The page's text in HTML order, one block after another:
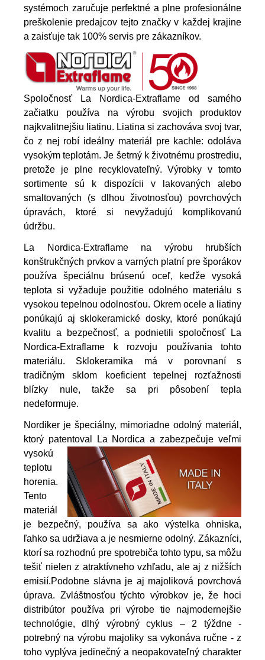
systémoch zaručuje perfektné a plne profesionálne
preškolenie predajcov tejto značky v každej krajine
a zaisťuje tak 100% servis pre zákazníkov.
Spoločnosť La Nordica-Extraflame od samého
začiatku používa na výrobu svojich produktov
najkvalitnejšiu liatinu. Liatina si zachováva svoj tvar,
čo z nej robí ideálny materiál pre kachle: odoláva
vysokým teplotám. Je šetrný k životnému prostrediu,
pretože je plne recyklovateľný. Výrobky v tomto
sortimente sú k dispozícii v lakovaných alebo
smaltovaných (s dlhou životnosťou) povrchových
úpravách, ktoré si nevyžadujú komplikovanú
údržbu.
La Nordica-Extraflame na výrobu hrubších
konštrukčných prvkov a varných platní pre šporákov
používa špeciálnu brúsenú oceľ, keďže vysoká
teplota si vyžaduje použitie odolného materiálu s
vysokou tepelnou odolnosťou. Okrem ocele a liatiny
ponúkajú aj sklokeramické dosky, ktoré ponúkajú
kvalitu a bezpečnosť, a podnietili spoločnosť La
Nordica-Extraflame k rozvoju používania tohto
materiálu. Sklokeramika má v porovnaní s
tradičným sklom koeficient tepelnej rozťažnosti
blízky nule, takže sa pri pôsobení tepla
nedeformuje.
Nordiker je špeciálny, mimoriadne odolný materiál,
ktorý patentoval La Nordica a zabezpečuje veľmi
vysokú
teplotu
horenia.
Tento
materiál
je bezpečný, používa sa ako výstelka ohniska,
ľahko sa udržiava a je nesmierne odolný. Zákazníci,
ktorí sa rozhodnú pre spotrebiča tohto typu, sa môžu
tešiť nielen z atraktívneho vzhľadu, ale aj z nižších
emisií.Podobne slávna je aj majoliková povrchová
úprava. Zvláštnosťou týchto výrobkov je, že hoci
distribútor používa pri výrobe tie najmodernejšie
technológie, dlhý výrobný cyklus – 2 týždne -
potrebný na výrobu majoliky sa vykonáva ručne - z
toho vyplýva jedinečný a neopakovateľný charakter